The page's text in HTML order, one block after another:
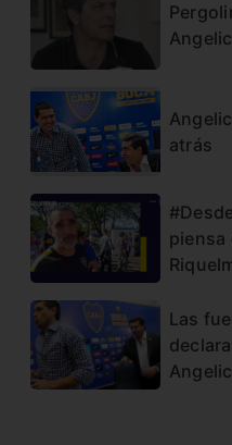
atrás
piensa
Las